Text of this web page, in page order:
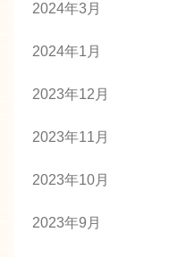
2024年3月
2024年1月
2023年12月
2023年11月
2023年10月
2023年9月